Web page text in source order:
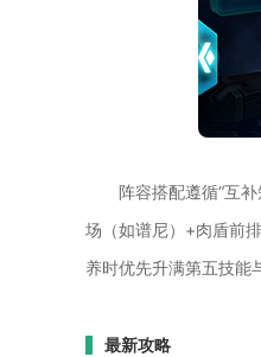
阵容搭配遵循“互
场（如谱尼）+肉盾前
养时优先升满第五技能
最新攻略